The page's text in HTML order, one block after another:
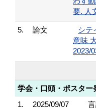
要. 人
5. 論文
シテ
意味
2023/
学会・口頭・ポスター
1.
2025/09/07